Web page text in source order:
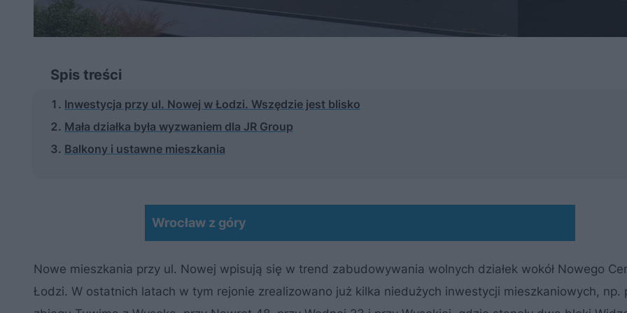
Spis treści
Inwestycja przy ul. Nowej w Łodzi. Wszędzie jest blisko
Mała działka była wyzwaniem dla JR Group
Balkony i ustawne mieszkania
Wrocław z góry
Nowe mieszkania przy ul. Nowej wpisują się w trend zabudowywania wolnych działek wokół Nowego
Łodzi. W ostatnich latach w tym rejonie zrealizowano już kilka niedużych inwestycji mieszkaniowych, np.